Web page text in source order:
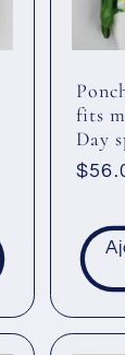
fits
Day
Prix